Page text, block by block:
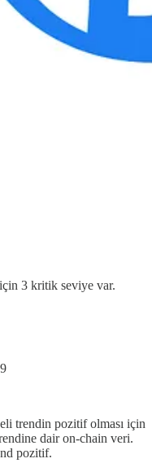
3 kritik seviye var.
trendin pozitif olması için
dair on-chain veri.
pozitif.